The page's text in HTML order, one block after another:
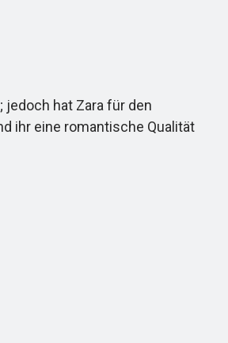
hat Zara für den
ihr eine romantische Qualität